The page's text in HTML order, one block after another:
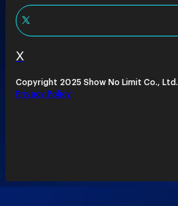
X
Copyright 2025 Show No Limit Co., Ltd.
Privacy Policy